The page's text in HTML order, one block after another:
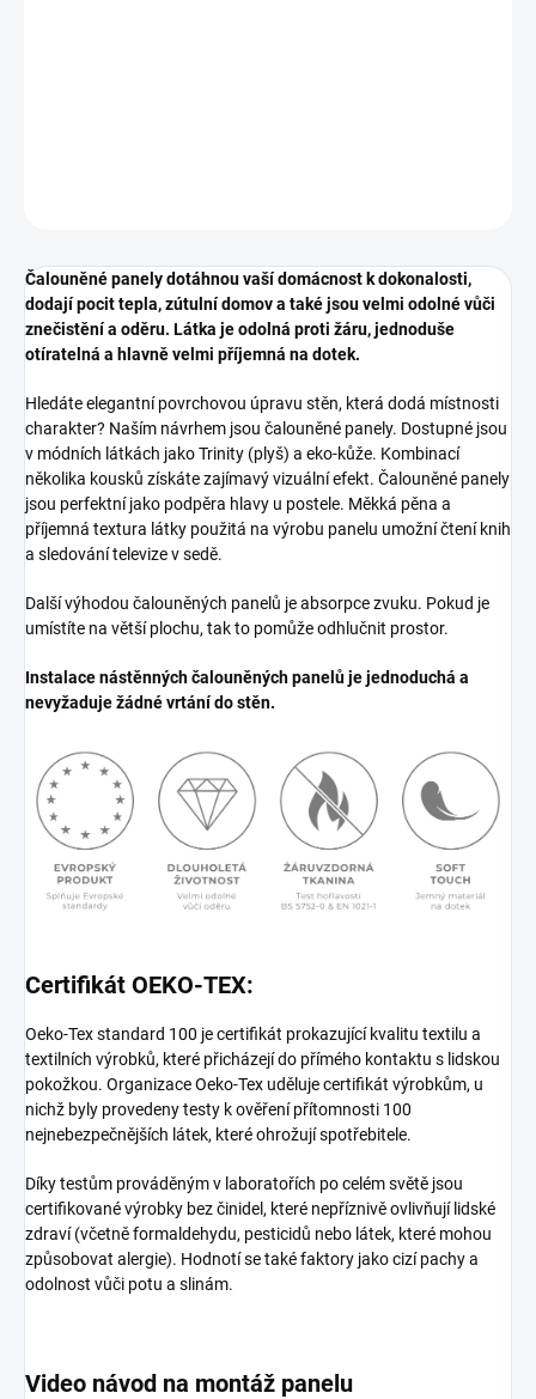
Čalouněné panely dotáhnou vaší domácnost k dokonalosti,
dodají pocit tepla, zútulní domov a také jsou velmi odolné vůči
znečistění a oděru. Látka je odolná proti žáru, jednoduše
otíratelná a hlavně velmi příjemná na dotek.
Hledáte elegantní povrchovou úpravu stěn, která dodá místnosti
charakter? Naším návrhem jsou čalouněné panely. Dostupné jsou
v módních látkách jako Trinity (plyš) a eko-kůže. Kombinací
několika kousků získáte zajímavý vizuální efekt. Čalouněné panely
jsou perfektní jako podpěra hlavy u postele. Měkká pěna a
příjemná textura látky použitá na výrobu panelu umožní čtení knih
a sledování televize v sedě.
Další výhodou čalouněných panelů je absorpce zvuku. Pokud je
umístíte na větší plochu, tak to pomůže odhlučnit prostor.
Instalace nástěnných čalouněných panelů je jednoduchá a
nevyžaduje žádné vrtání do stěn.
Certifikát OEKO-TEX:
Oeko-Tex standard 100 je certifikát prokazující kvalitu textilu a
textilních výrobků, které přicházejí do přímého kontaktu s lidskou
pokožkou. Organizace Oeko-Tex uděluje certifikát výrobkům, u
nichž byly provedeny testy k ověření přítomnosti 100
nejnebezpečnějších látek, které ohrožují spotřebitele.
Díky testům prováděným v laboratořích po celém světě jsou
certifikované výrobky bez činidel, které nepříznivě ovlivňují lidské
zdraví (včetně formaldehydu, pesticidů nebo látek, které mohou
způsobovat alergie). Hodnotí se také faktory jako cizí pachy a
odolnost vůči potu a slinám.
Video návod na montáž panelu